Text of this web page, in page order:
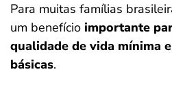
Para muitas famílias
um benefício importante
qualidade de vida mínima
básicas.